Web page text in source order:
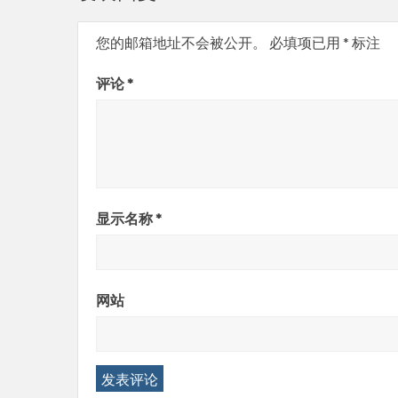
您的邮箱地址不会被公开。 必填项已用 * 标注
评论*
显示名称*
网站